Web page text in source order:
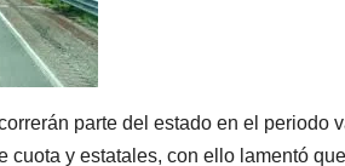
parte del estado en el
cuota y estatales, con ello lamentó